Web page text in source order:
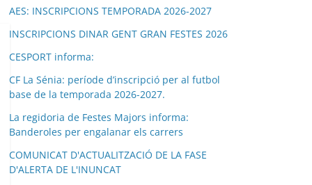
AES: INSCRIPCIONS TEMPORADA 2026-2027
INSCRIPCIONS DINAR GENT GRAN FESTES 2026
CESPORT informa:
CF La Sénia: període d’inscripció per al futbol
base de la temporada 2026-2027.
La regidoria de Festes Majors informa:
Banderoles per engalanar els carrers
COMUNICAT D'ACTUALITZACIÓ DE LA FASE
D'ALERTA DE L'INUNCAT